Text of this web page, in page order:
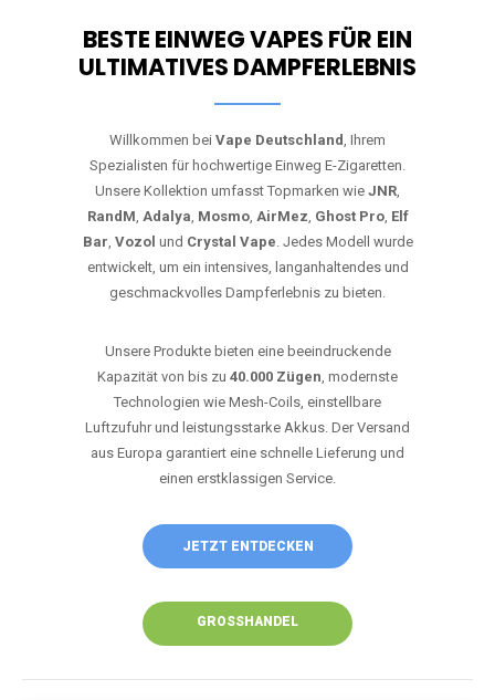
BESTE EINWEG VAPES FÜR EIN
ULTIMATIVES DAMPFERLEBNIS
Willkommen bei Vape Deutschland, Ihrem
Spezialisten für hochwertige Einweg E-Zigaretten.
Unsere Kollektion umfasst Topmarken wie JNR,
RandM, Adalya, Mosmo, AirMez, Ghost Pro, Elf
Bar, Vozol und Crystal Vape. Jedes Modell wurde
entwickelt, um ein intensives, langanhaltendes und
geschmackvolles Dampferlebnis zu bieten.
Unsere Produkte bieten eine beeindruckende
Kapazität von bis zu 40.000 Zügen, modernste
Technologien wie Mesh-Coils, einstellbare
Luftzufuhr und leistungsstarke Akkus. Der Versand
aus Europa garantiert eine schnelle Lieferung und
einen erstklassigen Service.
JETZT ENTDECKEN
GROSSHANDEL